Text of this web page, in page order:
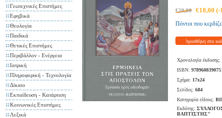
Γεωτεχνικές Επιστήμες
Εφηβικά
Θεολογία
Παιδικά
Θετικές Επιστήμες
Περιβάλλον - Ενέργεια
Ιατρική
Πληροφορική - Τεχνολογία
Δίκαιο
Εκπαίδευση - Κατάρτιση
Κοινωνικές Επιστήμες
Λεξικά
€20,00 €18,00
Πόντοι που
προσθήκη στο
Χρονολογία έκδοσης:
ISBN:
Σχήμα: 17x24
Σελίδες: 684
Κατηγορία είδους:
Εκδότης:
ΒΑΠΤΙΣΤΗΣ"